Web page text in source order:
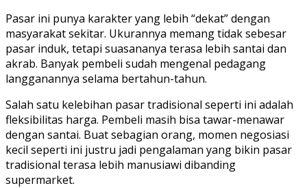
Pasar ini punya karakter yang lebih “dekat” dengan
masyarakat sekitar. Ukurannya memang tidak sebesar
pasar induk, tetapi suasananya terasa lebih santai dan
akrab. Banyak pembeli sudah mengenal pedagang
langganannya selama bertahun-tahun.
Salah satu kelebihan pasar tradisional seperti ini adalah
fleksibilitas harga. Pembeli masih bisa tawar-menawar
dengan santai. Buat sebagian orang, momen negosiasi
kecil seperti ini justru jadi pengalaman yang bikin pasar
tradisional terasa lebih manusiawi dibanding
supermarket.